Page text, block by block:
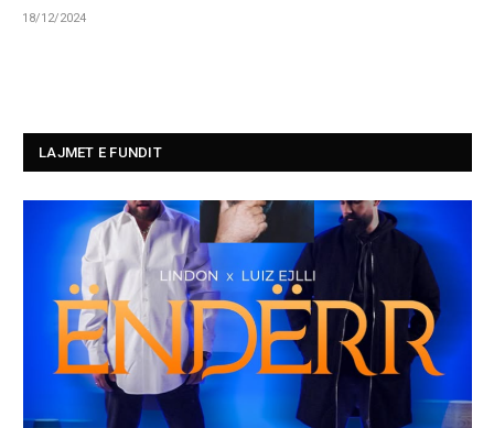
18/12/2024
LAJMET E FUNDIT